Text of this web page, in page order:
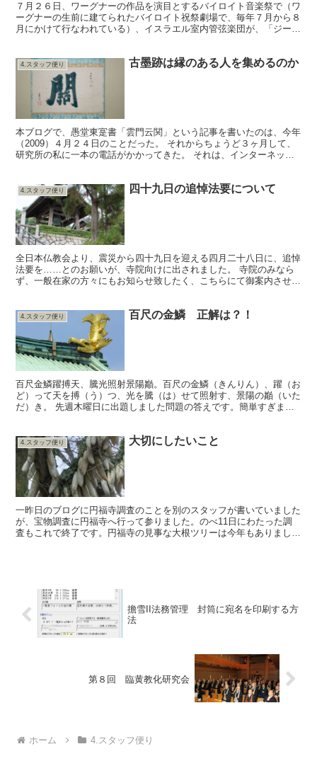
７月２６日、ワーグナーの作品を演目とするバイロイト音楽祭で（ワ
ーグナーの生前に建てられたバイロイト祝祭劇場で、毎年７月から８
月にかけて行なわれている）、イスラエル室内管弦楽団が、「ジーク
4.スタッフ便り 古墨跡は縁のある人を集めるのか
本ブログで、愚堂東寔書「雲門云関」という記事を書いたのは、今年
（2009）４月２４日のことだった。 それからちょうど３ヶ月して、
研究所の私に一本の電話がかかってきた。 それは、インターネット
4.スタッフ便り 四十九日の追悼法要について
全日本仏教会より、震災から四十九日を迎える四月二十八日に、追悼
法要を……とのお願いが、寺院向けに出されました。 寺院のみなら
ず、一般在家の方々にもお知らせ致したく、こちらにて御案内させて
4.スタッフ便り 百尺の金鱗 正解は？！
百尺金鱗躍搏天、騰光照射景陽巓。百尺の金鱗（きんりん）、躍（お
ど）って天を搏（う）つ、光を騰（は）せて照射す、景陽の巓（いた
だ）き。 先週木曜日に出題しました問題の答えです。簡単すぎまし
4.スタッフ便り 大切にしたいこと
一昨日のブログに円福寺調査のことを別のスタッフが書いていました
が、宝物調査に円福寺へ行って参りました。のべ11日にわたった調
査もこれで終了です。円福寺の見事な大根ツリーは今年もありました
擔雪II法務管理 封筒に宛名を印刷する方
法
第８回 臨黄教化研究会
ホーム 4.スタッフ便り